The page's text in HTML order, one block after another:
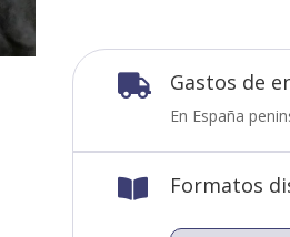
 Gastos de
En España
 Formatos